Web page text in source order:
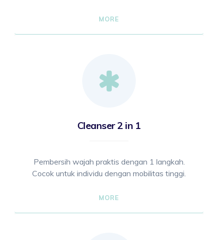
MORE
Cleanser 2 in 1
Pembersih wajah praktis dengan 1 langkah.
Cocok untuk individu dengan mobilitas tinggi.
MORE